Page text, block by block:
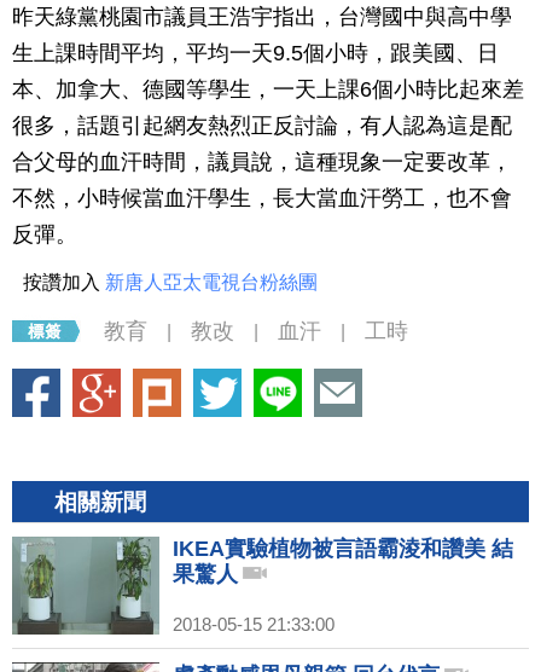
昨天綠黨桃園市議員王浩宇指出，台灣國中與高中學
生上課時間平均，平均一天9.5個小時，跟美國、日
本、加拿大、德國等學生，一天上課6個小時比起來差
很多，話題引起網友熱烈正反討論，有人認為這是配
合父母的血汗時間，議員說，這種現象一定要改革，
不然，小時候當血汗學生，長大當血汗勞工，也不會
反彈。
按讚加入 新唐人亞太電視台粉絲團
教育 教改 血汗 工時
相關新聞
IKEA實驗植物被言語霸淩和讚美 結
果驚人
2018-05-15 21:33:00